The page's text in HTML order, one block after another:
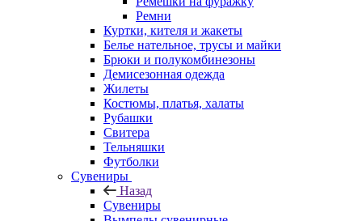
Ремни
Куртки, кителя и жакеты
Белье нательное, трусы и майки
Брюки и полукомбинезоны
Демисезонная одежда
Жилеты
Костюмы, платья, халаты
Рубашки
Свитера
Тельняшки
Футболки
Сувениры
Назад
Сувениры